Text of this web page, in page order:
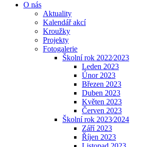
O nás
Aktuality
Kalendář akcí
Kroužky
Projekty
Fotogalerie
Školní rok 2022⁄2023
Leden 2023
Únor 2023
Březen 2023
Duben 2023
Květen 2023
Červen 2023
Školní rok 2023⁄2024
Září 2023
Říjen 2023